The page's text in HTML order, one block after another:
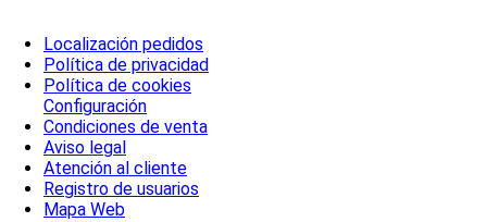
Localización pedidos
Política de privacidad
Política de cookies
Configuración
Condiciones de venta
Aviso legal
Atención al cliente
Registro de usuarios
Mapa Web